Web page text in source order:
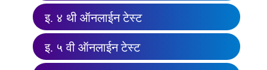
इ. ४ थी ऑनलाईन टेस्ट
इ. ५ वी ऑनलाईन टेस्ट